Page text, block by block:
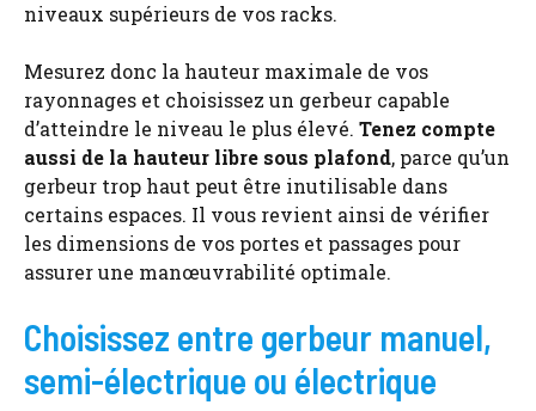
niveaux supérieurs de vos racks.
Mesurez donc la hauteur maximale de vos
rayonnages et choisissez un gerbeur capable
d’atteindre le niveau le plus élevé. Tenez compte
aussi de la hauteur libre sous plafond, parce qu’un
gerbeur trop haut peut être inutilisable dans
certains espaces. Il vous revient ainsi de vérifier
les dimensions de vos portes et passages pour
assurer une manœuvrabilité optimale.
Choisissez entre gerbeur manuel,
semi-électrique ou électrique